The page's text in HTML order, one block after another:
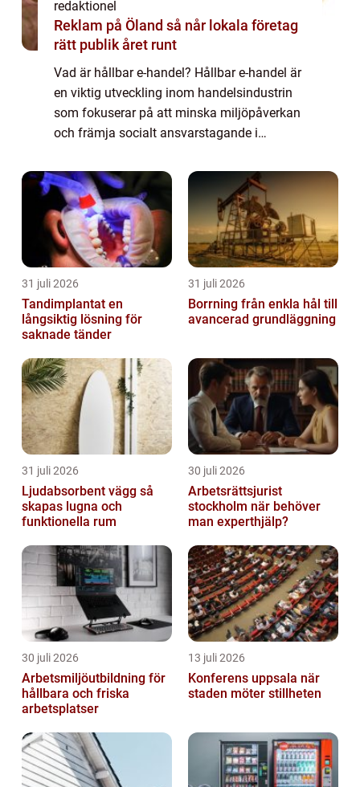
redaktionel
Reklam på Öland så når lokala företag
rätt publik året runt
Vad är hållbar e-handel? Hållbar e-handel är
en viktig utveckling inom handelsindustrin
som fokuserar på att minska miljöpåverkan
och främja socialt ansvarstagande i
handlar om att integrera hållbarhetsprinciper
...
31 juli 2026
Tandimplantat en
långsiktig lösning för
saknade tänder
31 juli 2026
Borrning från enkla hål till
avancerad grundläggning
31 juli 2026
Ljudabsorbent vägg så
skapas lugna och
funktionella rum
30 juli 2026
Arbetsrättsjurist
stockholm när behöver
man experthjälp?
30 juli 2026
Arbetsmiljöutbildning för
hållbara och friska
arbetsplatser
13 juli 2026
Konferens uppsala när
staden möter stillheten